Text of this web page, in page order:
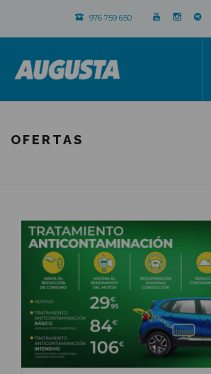
976 759 650
OFERTAS